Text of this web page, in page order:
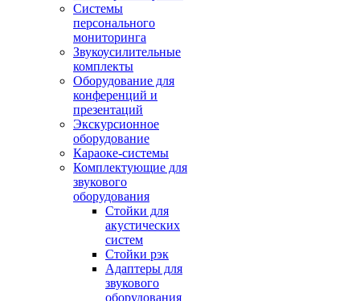
Системы
персонального
мониторинга
Звукоусилительные
комплекты
Оборудование для
конференций и
презентаций
Экскурсионное
оборудование
Караоке-системы
Комплектующие для
звукового
оборудования
Стойки для
акустических
систем
Стойки рэк
Адаптеры для
звукового
оборудования